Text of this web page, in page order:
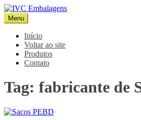
Pular
para
o
conteúdo
IVC Embalagens
Blog IVC
Menu
Início
Voltar ao site
Produtos
Contato
Tag: fabricante de